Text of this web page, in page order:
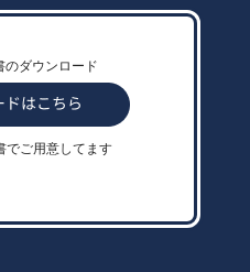
のダウンロード
でご用意してます